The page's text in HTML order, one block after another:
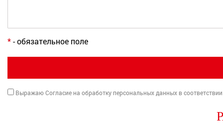
*- обязательное поле
Выражаю Согласие на обработку персональных данных в